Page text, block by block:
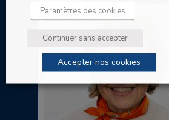
Paramètres des cookies
Continuer sans accepter
Accepter nos cookies